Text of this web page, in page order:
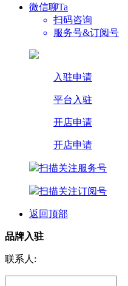
微信聊Ta
扫码咨询
服务号&订阅号
入驻申请
平台入驻
开店申请
开店申请
扫描关注服务号
扫描关注订阅号
返回顶部
品牌入驻
联系人: